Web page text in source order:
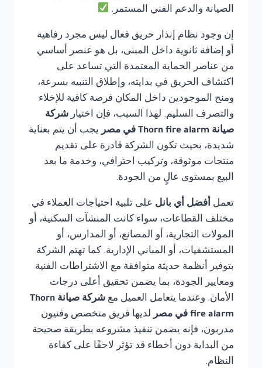
الصيانة والدعم الفني المستمر.
إن وجود نظام إنذار حريق فعال ليس مجرد رفاهية
أو إضافة ثانوية داخل المبنى، بل هو عنصر أساسي
من عناصر الحماية المعتمدة التي تساعد على
اكتشاف الحريق في بدايته، وإطلاق التنبيه بسرعة،
ومنح الموجودين داخل المكان فرصة كافية للإخلاء
والتصرف السليم. لهذا السبب، فإن اختيار شركة
صيانة Thorn fire alarm في مصر
يجب أن يتم بعناية
شديدة، بحيث تكون الشركة قادرة على تقديم
منتجات موثوقة، وتركيب احترافي، وخدمة ما بعد
البيع بمستوى عالٍ من الجودة.
تعمل أفضل أي بانل على تلبية احتياجات العملاء في
مختلف القطاعات، سواء كانت المنشآت السكنية، أو
المولات التجارية، أو المصانع، أو المدارس، أو
المستشفيات، أو المباني الإدارية. كما تهتم الشركة
بتوفير أنظمة حديثة متوافقة مع الاشتراطات الفنية
ومعايير الجودة، بما يضمن تحقيق أعلى درجات
الأمان. وعندما يتعامل العميل مع
شركة صيانة Thorn
fire alarm في مصر
لديها فريق متخصص وفنيون
مدربون، فإنه يضمن تنفيذ مشروعه بطريقة صحيحة
من البداية دون أخطاء قد تؤثر لاحقًا على كفاءة
النظام.